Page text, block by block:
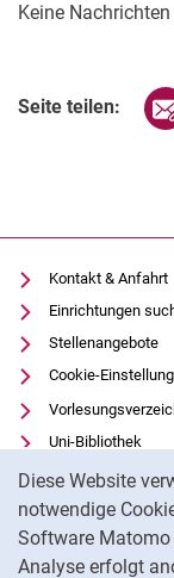
Diese Website
notwendige
Software Matomo
Analyse erfolgt
Keine
Seite teilen:
Kontakt & Anfahrt
Einrichtungen
Stellenangebote
Cookie-
Uni-Bibliothek
Moodle
Panopto
Datenschutz
Barrierefreiheit